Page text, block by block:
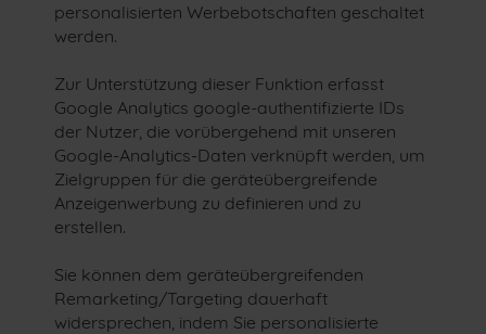
personalisierten Werbebotschaften geschaltet
werden.
Zur Unterstützung dieser Funktion erfasst
Google Analytics google-authentifizierte IDs
der Nutzer, die vorübergehend mit unseren
Google-Analytics-Daten verknüpft werden, um
Zielgruppen für die geräteübergreifende
Anzeigenwerbung zu definieren und zu
erstellen.
Sie können dem geräteübergreifenden
Remarketing/Targeting dauerhaft
widersprechen, indem Sie personalisierte